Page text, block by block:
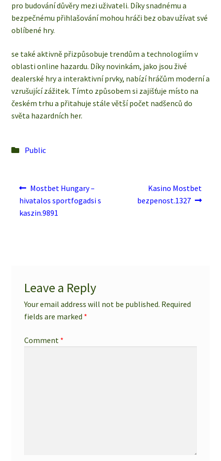
pro budování důvěry mezi uživateli. Díky snadnému a
bezpečnému přihlašování mohou hráči bez obav užívat své
oblíbené hry.
se také aktivně přizpůsobuje trendům a technologiím v
oblasti online hazardu. Díky novinkám, jako jsou živé
dealerské hry a interaktivní prvky, nabízí hráčům moderní a
vzrušující zážitek. Tímto způsobem si zajišťuje místo na
českém trhu a přitahuje stále větší počet nadšenců do
světa hazardních her.
Posted
Public
Post
navigation
Previous
post:
Mostbet Hungary –
hivatalos sportfogadsi s
kaszin.9891
Next
post:
Kasino Mostbet
bezpenost.1327
Leave a Reply
Your email address will not be published. Required
fields are marked *
Comment *